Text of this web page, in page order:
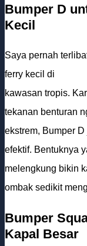
Bumper D
Kecil
Saya pernah
ferry kecil di
kawasan tropis.
tekanan benturan
ekstrem, Bumper
efektif. Bentuknya
melengkung bikin
ombak sedikit
Bumper
Kapal Besar